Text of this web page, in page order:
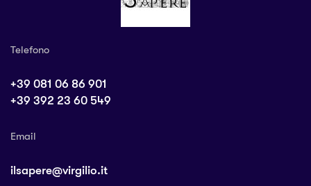
Telefono
+39 081 06 86 901
+39 392 23 60 549
Email
ilsapere@virgilio.it